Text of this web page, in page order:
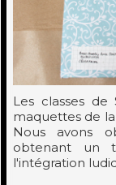
Les classes de SVT de 2nde année ont réalisé des
maquettes de
Nous avons
obtenant un
l'intégration